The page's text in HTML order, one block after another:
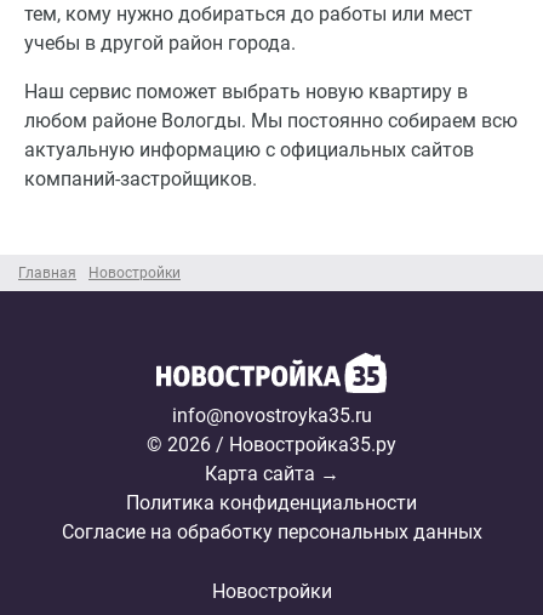
Главная Новостройки
тем, кому нужно добираться до работы или мест
учебы в другой район города.
Наш сервис поможет выбрать новую квартиру в
любом районе Вологды. Мы постоянно собираем всю
актуальную информацию с официальных сайтов
компаний-застройщиков.
info@novostroyka35.ru
© 2026 / Новостройка35.ру
Карта сайта →
Политика конфиденциальности
Согласие на обработку персональных данных
Новостройки